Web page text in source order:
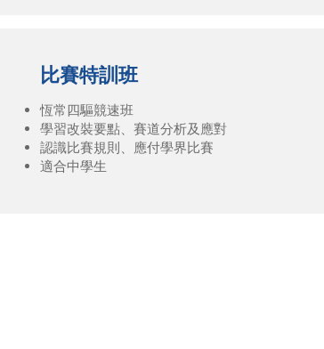
比賽特訓班
恆常四驅競速班
學習改裝要點、賽道分析及應對
認識比賽規則、應付學界比賽
適合中學生